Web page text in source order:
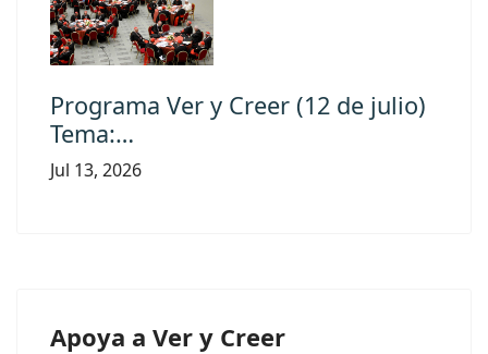
Programa Ver y Creer (12 de julio)
Tema:…
Jul 13, 2026
Apoya a Ver y Creer